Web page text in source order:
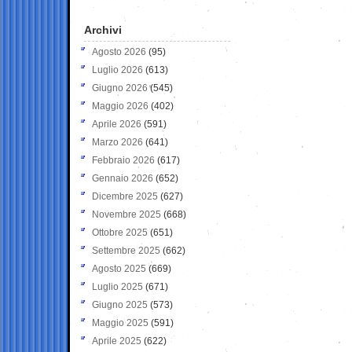
Archivi
Agosto 2026 (95)
Luglio 2026 (613)
Giugno 2026 (545)
Maggio 2026 (402)
Aprile 2026 (591)
Marzo 2026 (641)
Febbraio 2026 (617)
Gennaio 2026 (652)
Dicembre 2025 (627)
Novembre 2025 (668)
Ottobre 2025 (651)
Settembre 2025 (662)
Agosto 2025 (669)
Luglio 2025 (671)
Giugno 2025 (573)
Maggio 2025 (591)
Aprile 2025 (622)